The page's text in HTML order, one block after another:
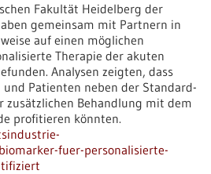
Fakultät Heidelberg der
gemeinsam mit Partnern in
auf einen möglichen
Therapie der akuten
Analysen zeigten, dass
Patienten neben der Standard-
zusätzlichen Behandlung mit dem
profitieren könnten.
fuer-personalisierte-